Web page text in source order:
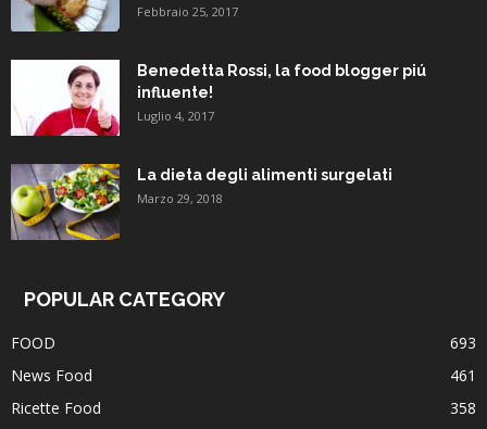
Febbraio 25, 2017
Benedetta Rossi, la food blogger piú
influente!
Luglio 4, 2017
La dieta degli alimenti surgelati
Marzo 29, 2018
POPULAR CATEGORY
FOOD
693
News Food
461
Ricette Food
358